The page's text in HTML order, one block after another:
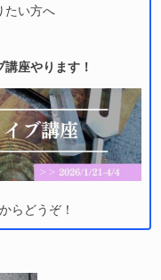
たい方へ
座やります！
からどうぞ！